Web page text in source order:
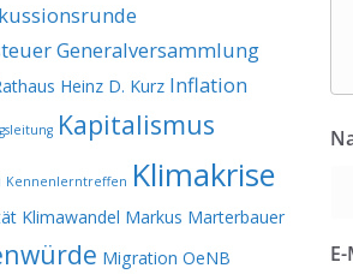
Generalversammlung
Heinz D. Kurz Inflation
Kapitalismus
Kennenlerntreffen Klimakrise
Klimawandel Markus Marterbauer
Migration OeNB